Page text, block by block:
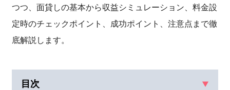
つつ、面貸しの基本から収益シミュレーション、料金設
定時のチェックポイント、成功ポイント、注意点まで徹
底解説します。
目次